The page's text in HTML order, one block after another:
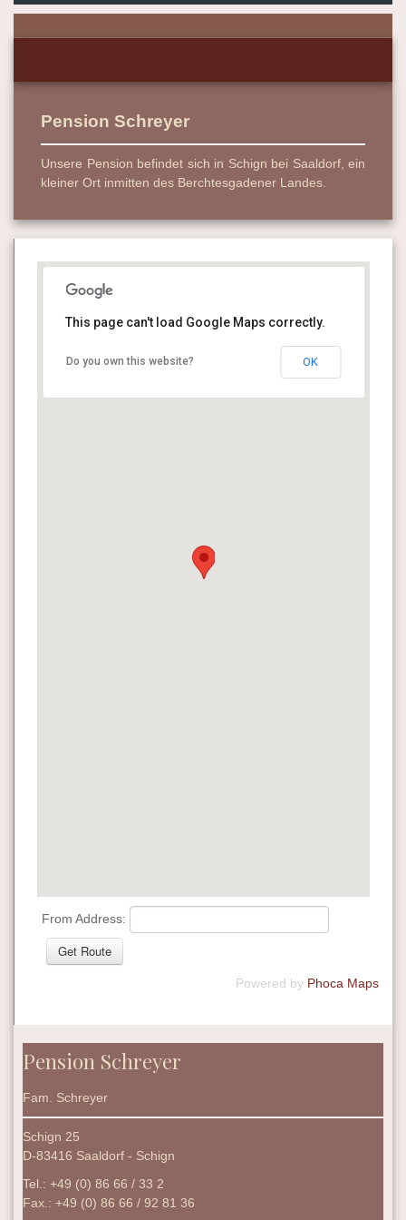
Pension Schreyer
Unsere Pension befindet sich in Schign bei Saaldorf, ein
kleiner Ort inmitten des Berchtesgadener Landes.
This page can't load Google Maps correctly.
Do you own this website? OK
From Address:
Powered by Phoca Maps
Pension Schreyer
Fam. Schreyer
Schign 25
D-83416 Saaldorf - Schign
Tel.: +49 (0) 86 66 / 33 2
Fax.: +49 (0) 86 66 / 92 81 36